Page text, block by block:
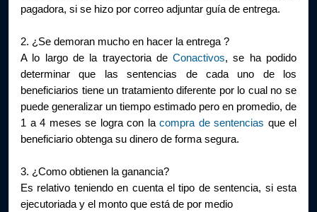
pagadora, si se hizo por correo adjuntar guía de entrega.
2. ¿Se demoran mucho en hacer la entrega ?
A lo largo de la trayectoria de Conactivos, se ha podido
determinar que las sentencias de cada uno de los
beneficiarios tiene un tratamiento diferente por lo cual no se
puede generalizar un tiempo estimado pero en promedio, de
1 a 4 meses se logra con la compra de sentencias que el
beneficiario obtenga su dinero de forma segura.
3. ¿Como obtienen la ganancia?
Es relativo teniendo en cuenta el tipo de sentencia, si esta
ejecutoriada y el monto que está de por medio